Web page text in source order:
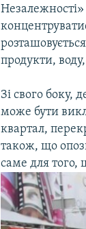
продукти,
Зі свого боку,
може бути
квартал,
також, що
саме для того,